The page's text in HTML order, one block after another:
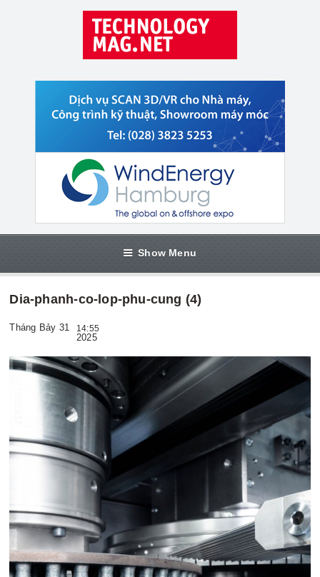
Show Menu
Dia-phanh-co-lop-phu-cung (4)
Tháng Bảy 31 14:55
2025